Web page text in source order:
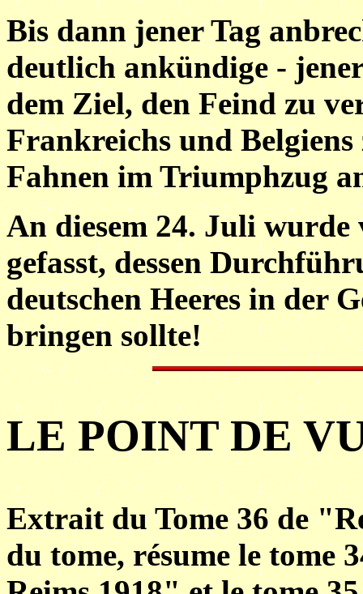
Bis dann jener Tag
deutlich ankündige -
dem Ziel, den Feind zu
Frankreichs und
Fahnen im Triumphzug
An diesem 24. Juli wurde
gefasst, dessen
deutschen Heeres in der
bringen sollte!
LE POINT DE
Extrait du Tome 36 de
du tome, résume le tome